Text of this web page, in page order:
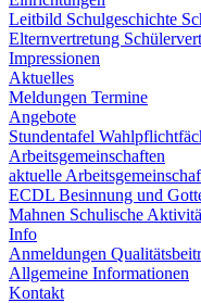
Leitbild Schulgeschichte
Elternvertretung
Impressionen
Aktuelles
Meldungen Termine
Angebote
Stundentafel
Arbeitsgemeinschaften
aktuelle
ECDL Besinnung und
Mahnen Schulische
Info
Anmeldungen
Allgemeine Informationen
Kontakt